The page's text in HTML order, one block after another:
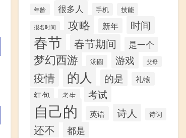
年龄 很多人 手机 技能
报名时间 攻略 新年 时间
春节 春节期间 是一个
梦幻西游 汤圆 游戏 父母
疫情 的人 的是 礼物
红包 考生 考试
自己的 英语 诗人 诗词
还不 都是